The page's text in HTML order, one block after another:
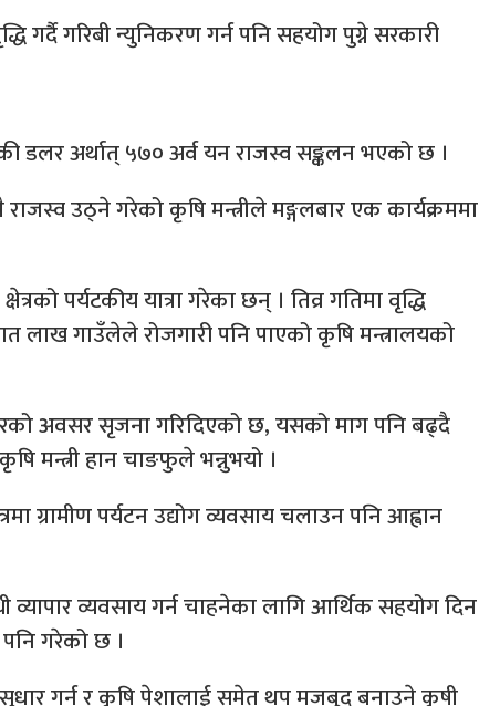
गर्दै गरिबी न्युनिकरण गर्न पनि सहयोग पुग्ने सरकारी
डलर अर्थात् ५७० अर्व यन राजस्व सङ्कलन भएको छ ।
राजस्व उठ्ने गरेको कृषि मन्त्रीले मङ्गलबार एक कार्यक्रममा
पर्यटकीय यात्रा गरेका छन् । तिव्र गतिमा वृद्धि
लाख गाउँलेले रोजगारी पनि पाएको कृषि मन्त्रालयको
अवसर सृजना गरिदिएको छ, यसको माग पनि बढ्दै
मन्त्री हान चाङफुले भन्नुभयो ।
ग्रामीण पर्यटन उद्योग व्यवसाय चलाउन पनि आह्वान
व्यापार व्यवसाय गर्न चाहनेका लागि आर्थिक सहयोग दिन
गरेको छ ।
गर्न र कृषि पेशालाई समेत थप मजबुद बनाउने कृषी